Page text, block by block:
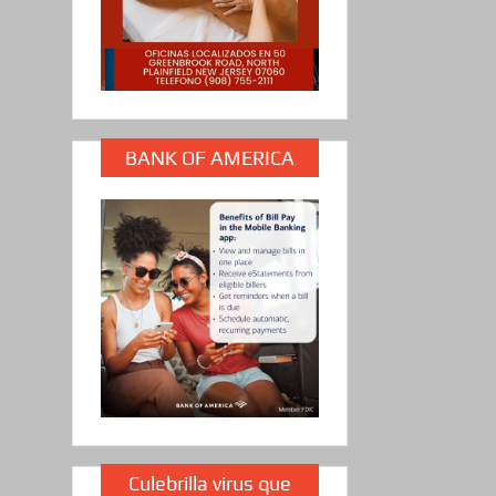
BANK OF AMERICA
Culebrilla virus que